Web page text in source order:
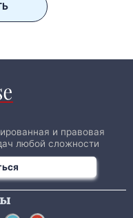
и правовая
любой сложности